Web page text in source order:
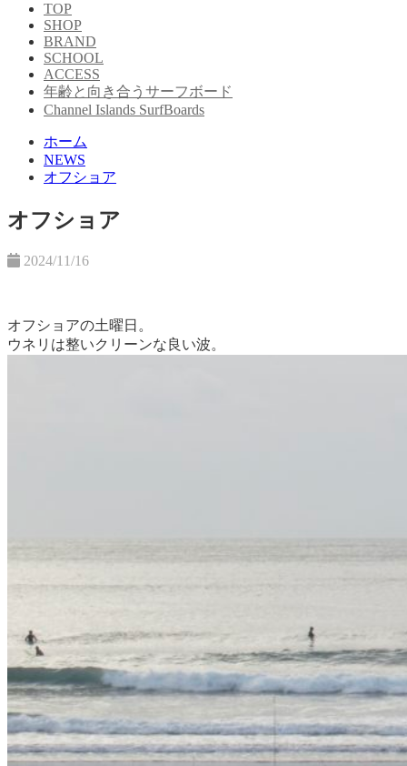
TOP
SHOP
BRAND
SCHOOL
ACCESS
年齢と向き合うサーフボード
Channel Islands SurfBoards
ホーム
NEWS
オフショア
オフショア
2024/11/16
オフショアの土曜日。
ウネリは整いクリーンな良い波。